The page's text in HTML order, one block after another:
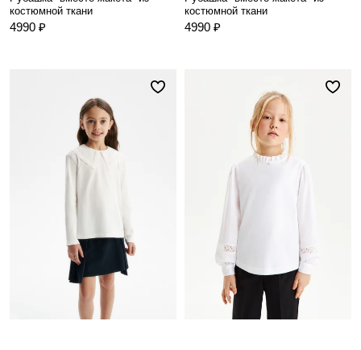
костюмной ткани
4990 ₽
костюмной ткани
4990 ₽